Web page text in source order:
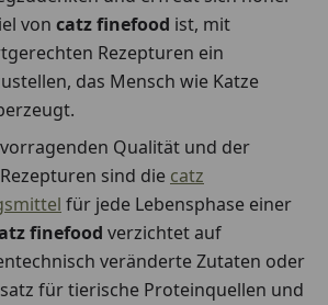
von catz finefood ist, mit
Rezepturen ein
das Mensch wie Katze
Qualität und der
sind die catz
für jede Lebensphase einer
finefood verzichtet auf
veränderte Zutaten oder
für tierische Proteinquellen und